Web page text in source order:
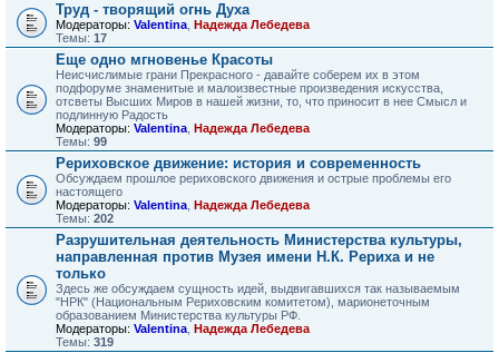
Труд - творящий огнь Духа
Модераторы: Valentina Надежда Лебедева
Темы: 17
Еще одно мгновенье Красоты
Неисчислимые грани Прекрасного - давайте соберем их в этом
подфоруме знаменитые и малоизвестные произведения искусства,
отсветы Высших Миров в нашей жизни, то, что приносит в нее Смысл и
подлинную Радость
Модераторы: Valentina Надежда Лебедева
Темы: 99
Рериховское движение: история и современность
Обсуждаем прошлое рериховского движения и острые проблемы его
настоящего
Модераторы: Valentina Надежда Лебедева
Темы: 202
Разрушительная деятельность Министерства культуры,
направленная против Музея имени Н.К. Рериха и не
только
Здесь же обсуждаем сущность идей, выдвигавшихся так называемым
"НРК" (Национальным Рериховским комитетом), марионеточным
образованием Министерства культуры РФ.
Модераторы: Valentina Надежда Лебедева
Темы: 319